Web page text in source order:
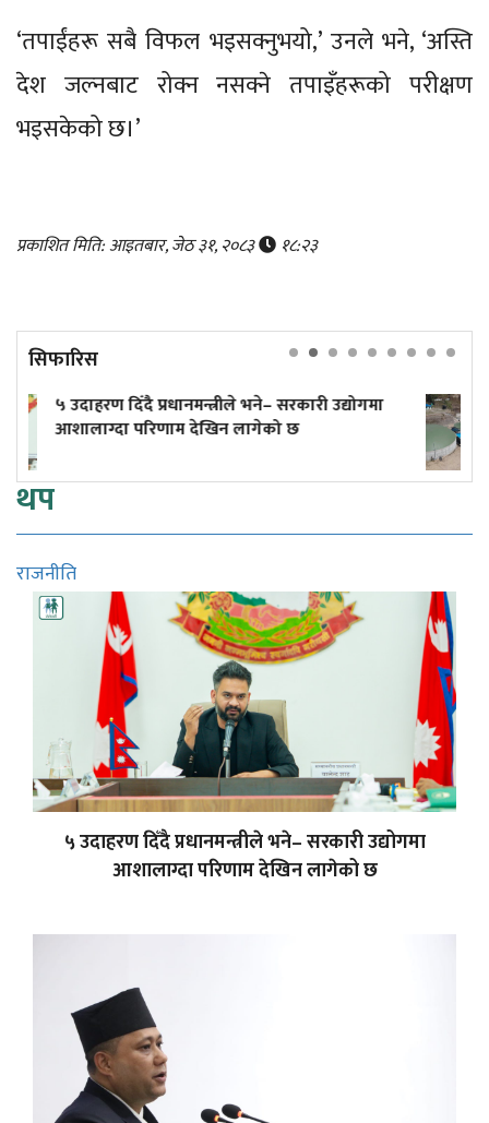
‘तपाईंहरू सबै विफल भइसक्नुभयो,’ उनले भने, ‘अस्ति
देश जल्नबाट रोक्न नसक्ने तपाइँहरूको परीक्षण
भइसकेको छ।’
प्रकाशित मिति: आइतबार, जेठ ३१, २०८३ १८:२३
सिफारिस
सरकारी उद्योगमा
एक सिलिन्डर लिन बजारमा लाइन,
उद्योग भने बन्द!
थप
राजनीति
५ उदाहरण दिँदै प्रधानमन्त्रीले भने– सरकारी उद्योगमा
आशालाग्दा परिणाम देखिन लागेको छ